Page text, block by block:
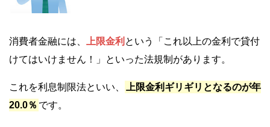
消費者金融には、 上限金利 という「これ以上の金利で貸付
けてはいけません！」といった法規制があります。
これを利息制限法といい、
上限金利ギリギリとなるのが年
20.0％ です。